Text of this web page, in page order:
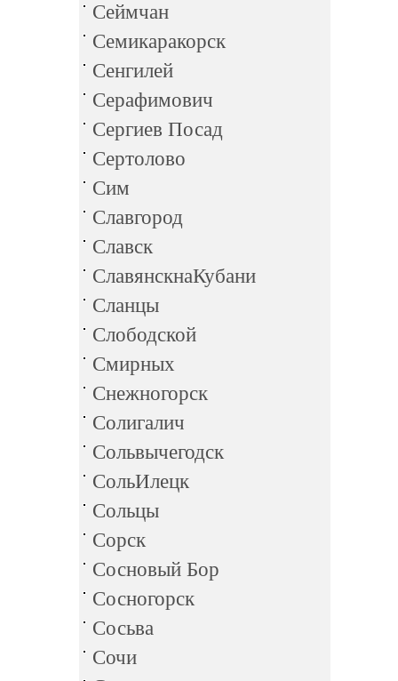
Сеймчан
Семикаракорск
Сенгилей
Серафимович
Сергиев Посад
Сертолово
Сим
Славгород
Славск
СлавянскнаКубани
Сланцы
Слободской
Смирных
Снежногорск
Солигалич
Сольвычегодск
СольИлецк
Сольцы
Сорск
Сосновый Бор
Сосногорск
Сосьва
Сочи